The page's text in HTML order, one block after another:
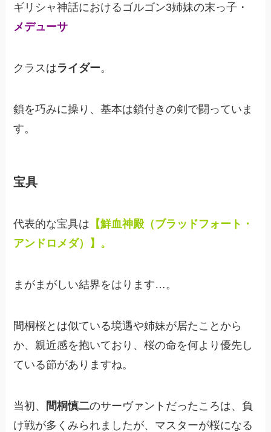
ギリシャ神話におけるゴルゴン3姉妹の末っ子・
メデューサ
クラスはライダー。
鎖を巧みに操り、基本は鎖付きの剣で闘っていま
す。
宝具
代表的な宝具は 【鮮血神殿（ブラッドフォート・
アンドロメダ）】。
まがまがしい結界をはります…。
間桐桜とは似ている境遇や姉妹が居たことから
か、親近感を抱いており、桜の命を何より優先し
ている節がありますね。
当初、 間桐慎二のサーヴァントだったころは、負
け戦が多くみられましたが、マスターが桜になる